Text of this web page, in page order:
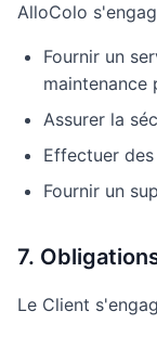
AlloColo
Fournir un
maintenance
Assurer la
Effectuer
Fournir un
7.
Le Client